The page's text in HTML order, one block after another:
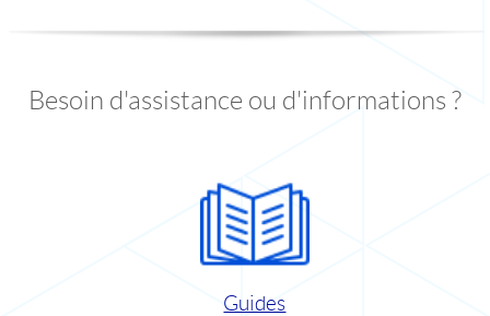
Besoin d'assistance ou d'informations ?
Guides